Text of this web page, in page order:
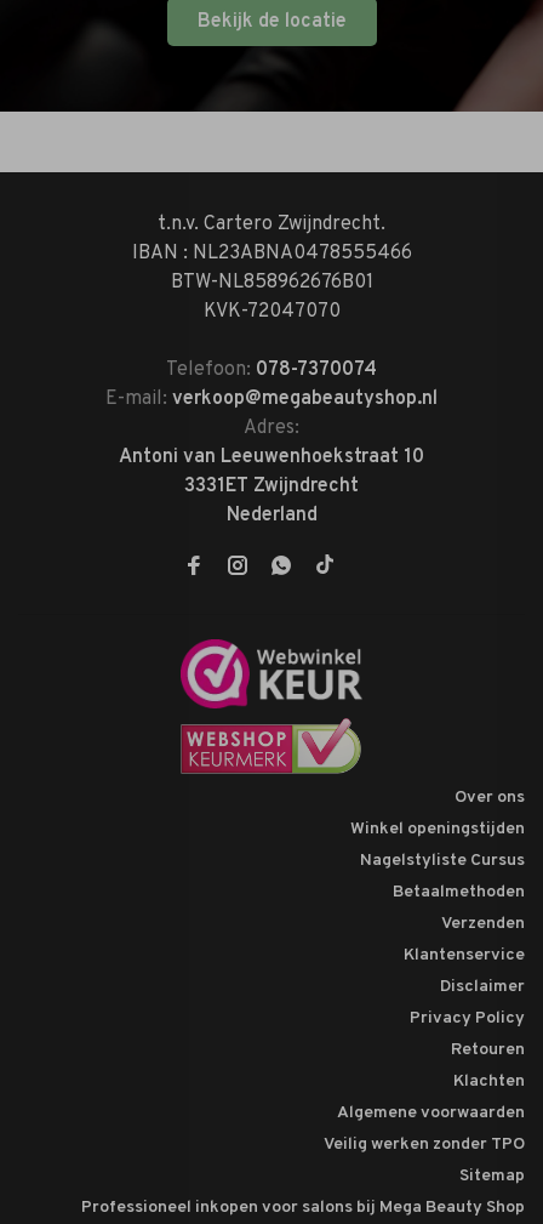
Bekijk de locatie
t.n.v. Cartero Zwijndrecht.
IBAN : NL23ABNA0478555466
BTW-NL858962676B01
KVK-72047070
Telefoon: 078-7370074
E-mail: verkoop@megabeautyshop.nl
Adres:
Antoni van Leeuwenhoekstraat 10
3331ET Zwijndrecht
Nederland
Over ons
Winkel openingstijden
Nagelstyliste Cursus
Betaalmethoden
Verzenden
Klantenservice
Disclaimer
Privacy Policy
Retouren
Klachten
Algemene voorwaarden
Veilig werken zonder TPO
Sitemap
Professioneel inkopen voor salons bij Mega Beauty Shop